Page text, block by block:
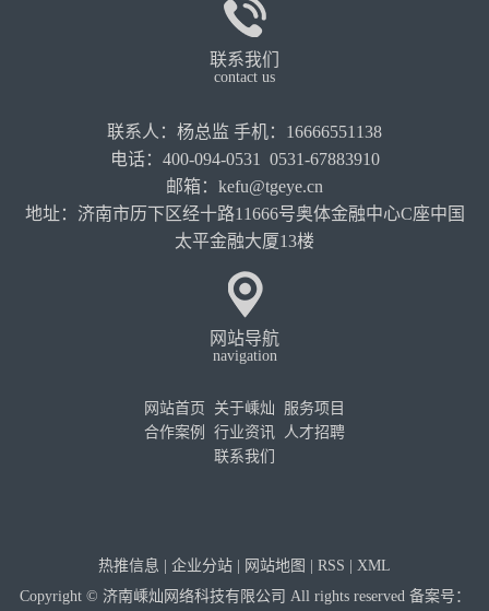
联系我们
contact us
联系人：杨总监 手机：16666551138
电话：400-094-0531 0531-67883910
邮箱：kefu@tgeye.cn
地址：济南市历下区经十路11666号奥体金融中心C座中国
太平金融大厦13楼
网站导航
navigation
网站首页 关于嵊灿
服务项目
合作案例
行业资讯
人才招聘
联系我们
热推信息 | 企业分站 | 网站地图 | RSS | XML
Copyright © 济南嵊灿网络科技有限公司 All rights reserved 备案号：